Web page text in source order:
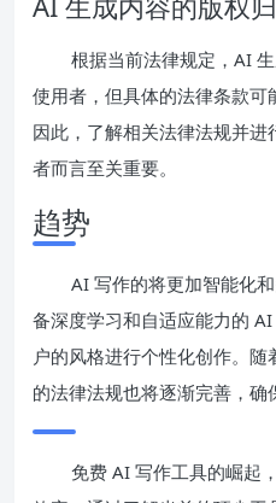
根据当前法律规定，AI
使用者，但具体的法律条款可
因此，了解相关法律法规并
者而言至关重要。
趋势
AI 写作的将更加智能化
备深度学习和自适应能力的
户的风格进行个性化创作。
的法律法规也将逐渐完善，确
免费 AI 写作工具的崛起